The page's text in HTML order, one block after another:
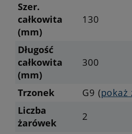
Szer.
całkowita
(mm)
130
Długość
całkowita
(mm)
300
Trzonek G9 (pokaż
Liczba
żarówek
2